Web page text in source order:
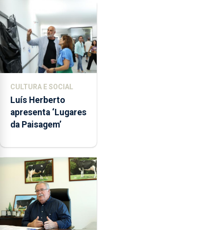
CULTURA E SOCIAL
Luís Herberto
apresenta ‘Lugares
da Paisagem’